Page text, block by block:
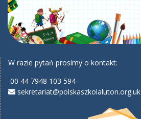
W razie pytań prosimy o kontakt:
00 44 7948 103 594
sekretariat@polskaszkolaluton.org.uk